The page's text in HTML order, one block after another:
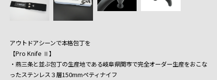
アウトドアシーンで本格包丁を
【Pro Knife Ⅱ】
・燕三条と並ぶ包丁の生産地である岐阜県関市で完全オーダー生産をおこな
ったステンレス３層150mmペティナイフ